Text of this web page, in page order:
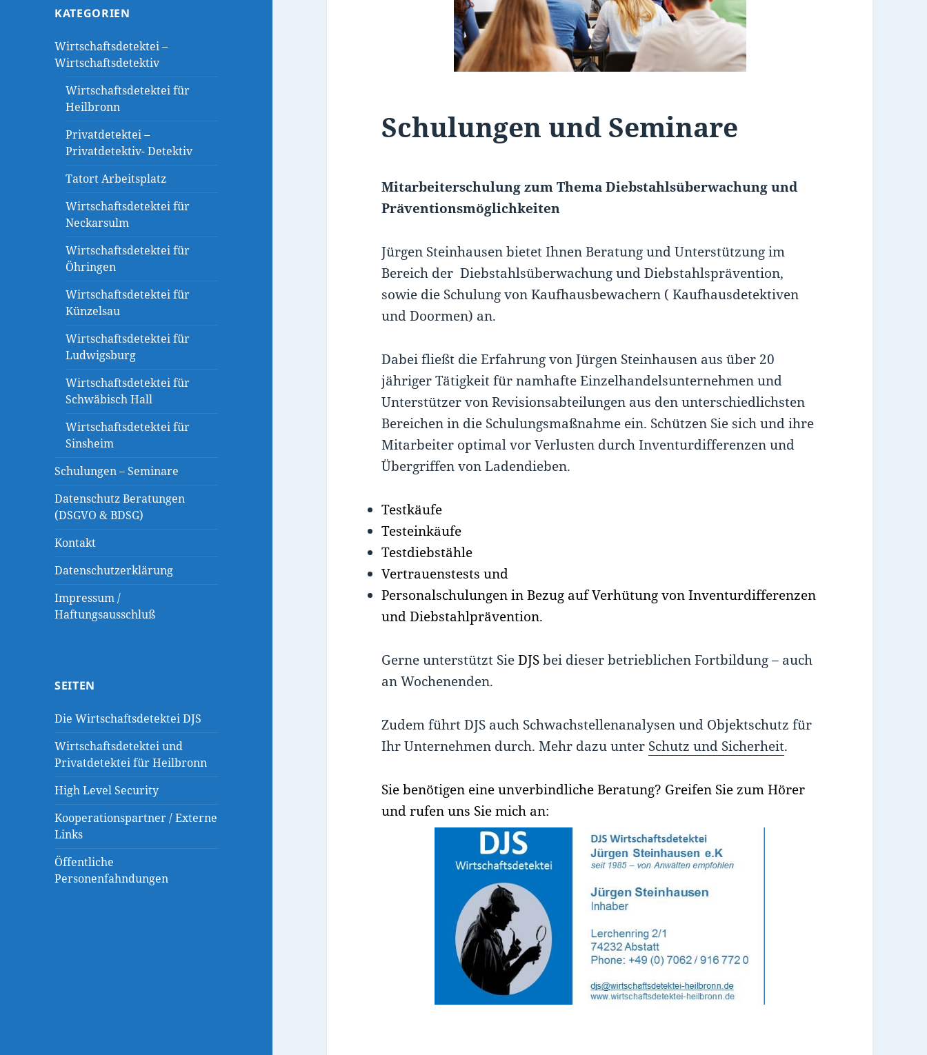
KATEGORIEN
Wirtschaftsdetektei –
Wirtschaftsdetektiv
Wirtschaftsdetektei für
Heilbronn
Privatdetektei –
Privatdetektiv- Detektiv
Tatort Arbeitsplatz
Wirtschaftsdetektei für
Neckarsulm
Wirtschaftsdetektei für
Öhringen
Wirtschaftsdetektei für
Künzelsau
Wirtschaftsdetektei für
Ludwigsburg
Wirtschaftsdetektei für
Schwäbisch Hall
Wirtschaftsdetektei für
Sinsheim
Schulungen – Seminare
Datenschutz Beratungen
(DSGVO & BDSG)
Kontakt
Datenschutzerklärung
Impressum /
Haftungsausschluß
SEITEN
Die Wirtschaftsdetektei DJS
Wirtschaftsdetektei und
Privatdetektei für Heilbronn
High Level Security
Kooperationspartner / Externe
Links
Öffentliche
Personenfahndungen
Schulungen und Seminare
Mitarbeiterschulung zum Thema Diebstahlsüberwachung und
Präventionsmöglichkeiten
Jürgen Steinhausen bietet Ihnen Beratung und Unterstützung im
Bereich der Diebstahlsüberwachung und Diebstahlsprävention,
sowie die Schulung von Kaufhausbewachern ( Kaufhausdetektiven
und Doormen) an.
Dabei fließt die Erfahrung von Jürgen Steinhausen aus über 20
jähriger Tätigkeit für namhafte Einzelhandelsunternehmen und
Unterstützer von Revisionsabteilungen aus den unterschiedlichsten
Bereichen in die Schulungsmaßnahme ein. Schützen Sie sich und ihre
Mitarbeiter optimal vor Verlusten durch Inventurdifferenzen und
Übergriffen von Ladendieben.
Testkäufe
Testeinkäufe
Testdiebstähle
Vertrauenstests und
Personalschulungen in Bezug auf Verhütung von Inventurdifferenzen
und Diebstahlprävention.
Gerne unterstützt SieDJSbei dieser betrieblichen Fortbildung – auch
an Wochenenden.
Zudem führt DJS auch Schwachstellenanalysen und Objektschutz für
Ihr Unternehmen durch. Mehr dazu unter Schutz und Sicherheit.
Sie benötigen eine unverbindliche Beratung? Greifen Sie zum Hörer
und rufen uns Sie mich an: